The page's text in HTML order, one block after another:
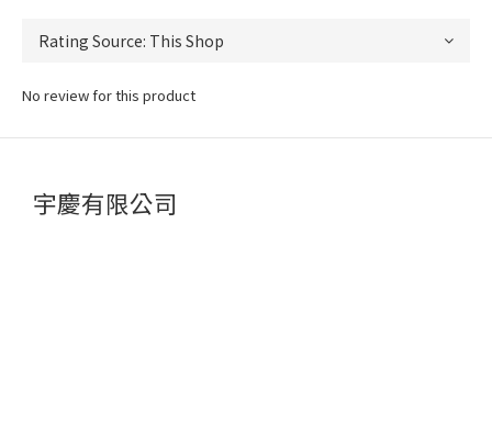
No review for this product
宇慶有限公司